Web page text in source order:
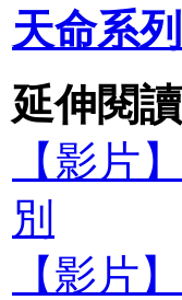
天命系
延伸閱讀
【影片
別
【影片